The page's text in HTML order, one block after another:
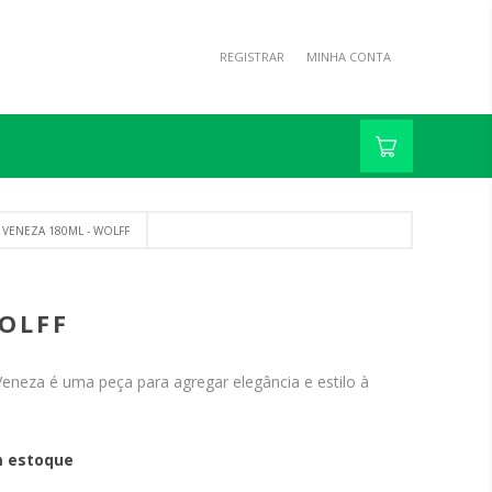
REGISTRAR MINHA CONTA
180ML - WOLFF
é uma peça para agregar elegância e estilo à
estoque